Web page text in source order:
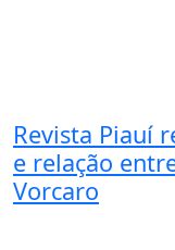
Revista Piauí
e relação
Vorcaro